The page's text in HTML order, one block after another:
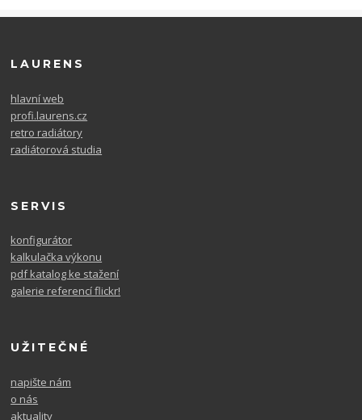
LAURENS
hlavní web
profi.laurens.cz
retro radiátory
radiátorová studia
SERVIS
konfigurátor
kalkulačka výkonu
pdf katalog ke stažení
galerie referencí flickr!
UŽITEČNÉ
napište nám
o nás
aktuality